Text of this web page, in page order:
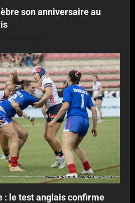
son anniversaire au
: le test anglais confirme